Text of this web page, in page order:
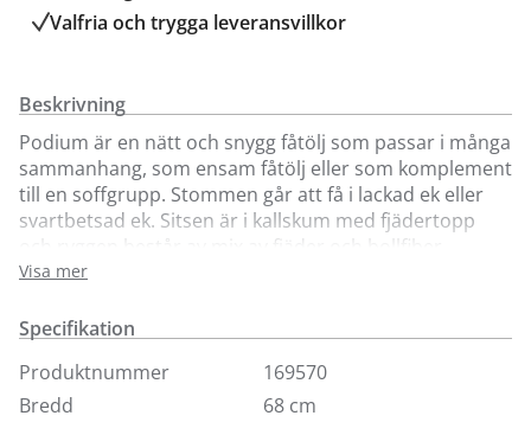
Valfria och trygga leveransvillkor
Beskrivning
Podium är en nätt och snygg fåtölj som passar i många
sammanhang, som ensam fåtölj eller som komplement
till en soffgrupp. Stommen går att få i lackad ek eller
svartbetsad ek. Sitsen är i kallskum med fjädertopp
och ryggen består av mix av fjäder och bollfiber.
Fåtöljen har snygga ribbor i ryggen men inte det
säljer vi fåtölj Podium med svartbetsad ek i tyg eller
För att se fler varianter eller tyg- samt läderprover
Visa mer
Specifikation
Produktnummer
169570
Bredd
68 cm